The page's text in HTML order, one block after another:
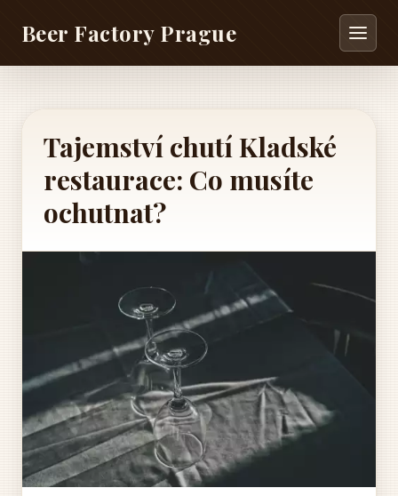
Beer Factory Prague
Tajemství chutí Kladské
restaurace: Co musíte
ochutnat?